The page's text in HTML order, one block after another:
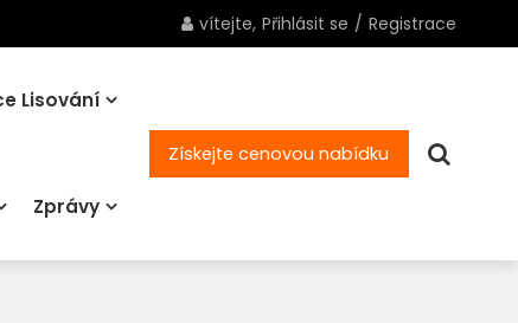
vítejte, Přihlásit se / Registrace
Lisování
Zprávy
Získejte cenovou nabídku